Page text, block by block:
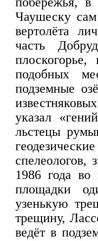
Чаушеску
вертолёта
часть
подобных
подземные
указал
льстецы
спелеологов,
1986 года во
площадки
узенькую
трещину,
ведёт в